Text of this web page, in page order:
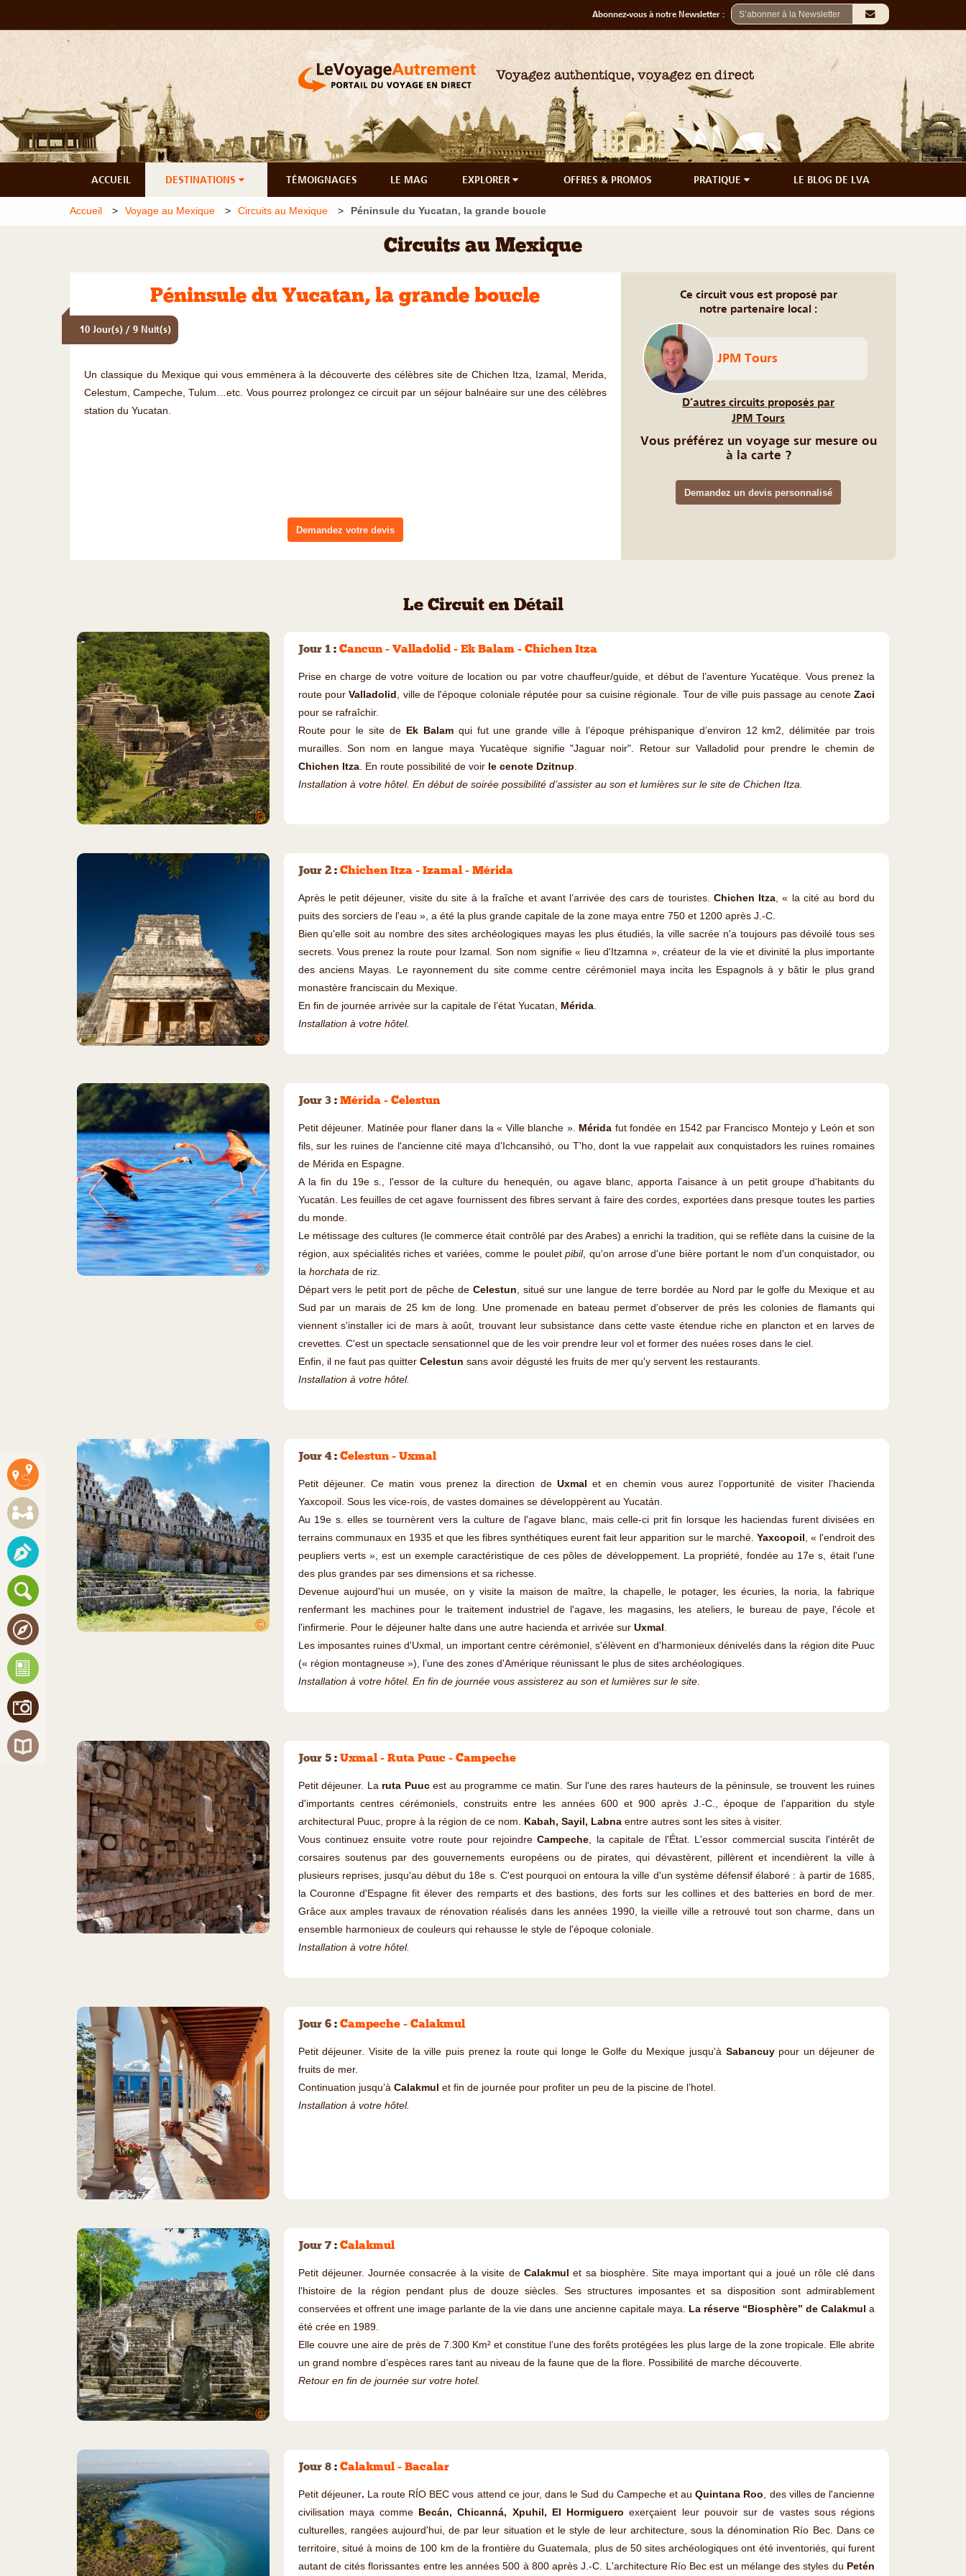
Abonnez-vous à notre Newsletter :
ACCUEIL DESTINATIONS TÉMOIGNAGES LE MAG EXPLORER OFFRES & PROMOS PRATIQUE LE BLOG DE LVA
Accueil Voyage au Mexique Circuits au Mexique Péninsule du Yucatan, la grande boucle
Circuits au Mexique
Péninsule du Yucatan, la grande boucle
10 Jour(s) / 9 Nuit(s)
Un classique du Mexique qui vous emmènera à la découverte des célèbres site de Chichen Itza, Izamal, Merida,
Celestum, Campeche, Tulum…etc. Vous pourrez prolongez ce circuit par un séjour balnéaire sur une des célèbres
station du Yucatan.
Demandez votre devis
Ce circuit vous est proposé par
notre partenaire local :
JPM Tours
D’autres circuits proposés par
JPM Tours
Vous préférez un voyage sur mesure ou
à la carte ?
Demandez un devis personnalisé
Le Circuit en Détail
©
Jour 1: Cancun - Valladolid - Ek Balam - Chichen Itza
Prise en charge de votre voiture de location ou par votre chauffeur/guide, et début de l’aventure Yucatèque. Vous prenez la
route pourValladolid , ville de l'époque coloniale réputée pour sa cuisine régionale. Tour de ville puis passage au cenoteZaci
pour se rafraîchir.
Route pour le site de
Ek Balamqui fut une grande ville à l’époque préhispanique d’environ 12 km2, délimitée par trois
murailles. Son nom en langue maya Yucatèque signifie "Jaguar noir". Retour sur Valladolid pour prendre le chemin de
Chichen Itza. En route possibilité de voir le cenote Dzitnup.
Installation à votre hôtel. En début de soirée possibilité d’assister au son et lumières sur le site de Chichen Itza.
©
Jour 2: Chichen Itza - Izamal - Mérida
Après le petit déjeuner, visite du site à la fraîche et avant l’arrivée des cars de touristes. Chichen Itza, « la cité au bord du
puits des sorciers de l'eau », a été la plus grande capitale de la zone maya entre 750 et 1200 après J.-C.
Bien qu'elle soit au nombre des sites archéologiques mayas les plus étudiés, la ville sacrée n'a toujours pas dévoilé tous ses
secrets. Vous prenez la route pour Izamal. Son nom signifie « lieu d'Itzamna », créateur de la vie et divinité la plus importante
des anciens Mayas. Le rayonnement du site comme centre cérémoniel maya incita les Espagnols à y bâtir le plus grand
monastère franciscain du Mexique.
En fin de journée arrivée sur la capitale de l’état Yucatan, Mérida.
Installation à votre hôtel.
©
Jour 3: Mérida - Celestun
Petit déjeuner. Matinée pour flaner dans la « Ville blanche ». Mérida fut fondée en 1542 par Francisco Montejo y León et son
fils, sur les ruines de l'ancienne cité maya d'Ichcansihó, ou T'ho, dont la vue rappelait aux conquistadors les ruines romaines
de Mérida en Espagne.
A la fin du 19e s., l'essor de la culture du henequén, ou agave blanc, apporta l'aisance à un petit groupe d'habitants du
Yucatán. Les feuilles de cet agave fournissent des fibres servant à faire des cordes, exportées dans presque toutes les parties
du monde.
Le métissage des cultures (le commerce était contrôlé par des Arabes) a enrichi la tradition, qui se reflète dans la cuisine de la
région, aux spécialités riches et variées, comme le pouletpibil, qu'on arrose d'une bière portant le nom d'un conquistador, ou
la horchatade riz.
Départ vers le petit port de pêche de Celestun, situé sur une langue de terre bordée au Nord par le golfe du Mexique et au
Sud par un marais de 25 km de long. Une promenade en bateau permet d'observer de près les colonies de flamants qui
viennent s'installer ici de mars à août, trouvant leur subsistance dans cette vaste étendue riche en plancton et en larves de
crevettes. C'est un spectacle sensationnel que de les voir prendre leur vol et former des nuées roses dans le ciel.
Enfin, il ne faut pas quitter Celestun sans avoir dégusté les fruits de mer qu'y servent les restaurants.
Installation à votre hôtel.
©
Jour 4: Celestun - Uxmal
Petit déjeuner. Ce matin vous prenez la direction de Uxmal
et en chemin vous aurez l’opportunité de visiter l’hacienda
Yaxcopoil. Sous les vice-rois, de vastes domaines se développèrent au Yucatán.
Au 19e s. elles se tournèrent vers la culture de l'agave blanc, mais celle-ci prit fin lorsque les haciendas furent divisées en
terrains communaux en 1935 et que les fibres synthétiques eurent fait leur apparition sur le marché. Yaxcopoil , « l'endroit des
peupliers verts », est un exemple caractéristique de ces pôles de développement. La propriété, fondée au 17e s, était l'une
des plus grandes par ses dimensions et sa richesse.
Devenue aujourd'hui un musée, on y visite la maison de maître, la chapelle, le potager, les écuries, la noria, la fabrique
renfermant les machines pour le traitement industriel de l'agave, les magasins, les ateliers, le bureau de paye, l'école et
l'infirmerie. Pour le déjeuner halte dans une autre hacienda et arrivée sur Uxmal .
Les imposantes ruines d'Uxmal, un important centre cérémoniel, s'élèvent en d'harmonieux dénivelés dans la région dite Puuc
(« région montagneuse »), l’une des zones d'Amérique réunissant le plus de sites archéologiques.
Installation à votre hôtel. En fin de journée vous assisterez au son et lumières sur le site.
©
Jour 5: Uxmal - Ruta Puuc - Campeche
Petit déjeuner. La ruta Puucest au programme ce matin. Sur l'une des rares hauteurs de la péninsule, se trouvent les ruines
d'importants centres cérémoniels, construits entre les années 600 et 900 après J.-C., époque de l'apparition du style
architectural Puuc, propre à la région de ce nom. Kabah, Sayil, Labnaentre autres sont les sites à visiter.
Vous continuez ensuite votre route pour rejoindreCampeche, la capitale de l'État. L'essor commercial suscita l'intérêt de
corsaires soutenus par des gouvernements européens ou de pirates, qui dévastèrent, pillèrent et incendièrent la ville à
plusieurs reprises, jusqu'au début du 18e s. C'est pourquoi on entoura la ville d'un système défensif élaboré : à partir de 1685,
la Couronne d'Espagne fit élever des remparts et des bastions, des forts sur les collines et des batteries en bord de mer.
Grâce aux amples travaux de rénovation réalisés dans les années 1990, la vieille ville a retrouvé tout son charme, dans un
ensemble harmonieux de couleurs qui rehausse le style de l'époque coloniale.
Installation à votre hôtel.
©
Jour 6: Campeche - Calakmul
Petit déjeuner. Visite de la ville puis prenez la route qui longe le Golfe du Mexique jusqu'à Sabancuypour un déjeuner de
fruits de mer.
Continuation jusqu’à Calakmul et fin de journée pour profiter un peu de la piscine de l’hotel.
Installation à votre hôtel.
©
Jour 7: Calakmul
Petit déjeuner. Journée consacrée à la visite de Calakmul
et sa biosphère. Site maya important qui a joué un rôle clé dans
l'histoire de la région pendant plus de douze siècles. Ses structures imposantes et sa disposition sont admirablement
conservées et offrent une image parlante de la vie dans une ancienne capitale maya. La réserve “Biosphère” de Calakmula
été crée en 1989.
Elle couvre une aire de près de 7.300 Km² et constitue l’une des forêts protégées les plus large de la zone tropicale. Elle abrite
un grand nombre d’espèces rares tant au niveau de la faune que de la flore. Possibilité de marche découverte.
Retour en fin de journée sur votre hotel.
Jour 8: Calakmul - Bacalar
Petit déjeuner. La route RÍO BEC vous attend ce jour, dans le Sud du Campeche et auQuintana Roo, des villes de l'ancienne
civilisation maya comme
Becán, Chicanná, Xpuhil, El Hormiguero exerçaient leur pouvoir sur de vastes sous régions
culturelles, rangées aujourd'hui, de par leur situation et le style de leur architecture, sous la dénomination Río Bec. Dans ce
territoire, situé à moins de 100 km de la frontière du Guatemala, plus de 50 sites archéologiques ont été inventoriés, qui furent
autant de cités florissantes entre les années 500 à 800 après J.-C. L'architecture Río Bec est un mélange des styles du Petén